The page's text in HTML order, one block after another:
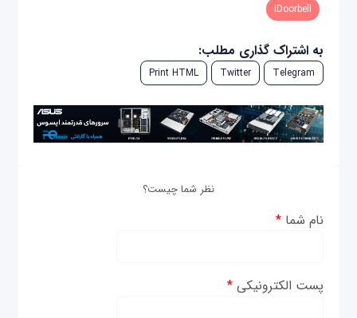
iDoorbell
به اشتراک گذاری مطلب:
Telegram
Twitter
Print HTML
نظر شما چیست؟
نام شما*
پست الکترونیکی*